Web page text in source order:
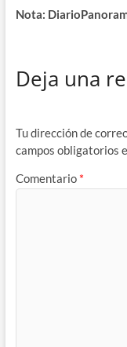
Nota:
Deja una
Tu dirección de
campos obligatorios
Comentario *